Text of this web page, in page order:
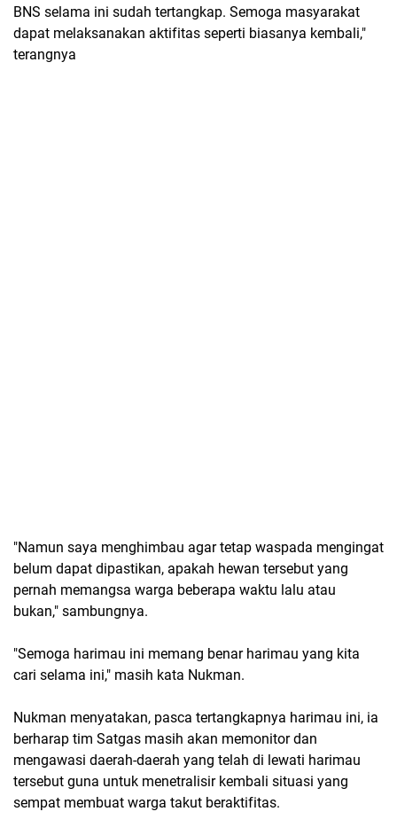
BNS selama ini sudah tertangkap. Semoga masyarakat
dapat melaksanakan aktifitas seperti biasanya kembali,"
terangnya
"Namun saya menghimbau agar tetap waspada mengingat
belum dapat dipastikan, apakah hewan tersebut yang
pernah memangsa warga beberapa waktu lalu atau
bukan," sambungnya.
"Semoga harimau ini memang benar harimau yang kita
cari selama ini," masih kata Nukman.
Nukman menyatakan, pasca tertangkapnya harimau ini, ia
berharap tim Satgas masih akan memonitor dan
mengawasi daerah-daerah yang telah di lewati harimau
tersebut guna untuk menetralisir kembali situasi yang
sempat membuat warga takut beraktifitas.